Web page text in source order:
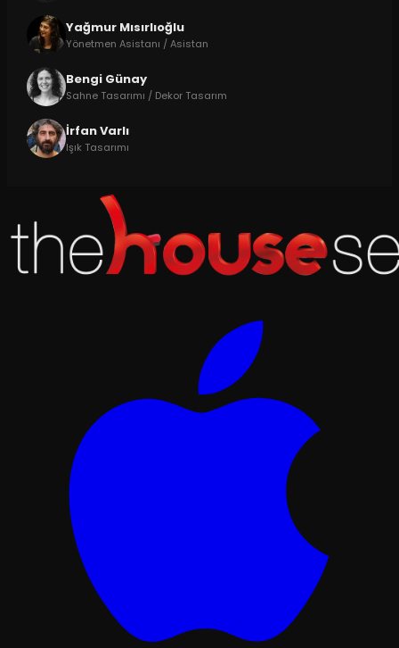
Yağmur Mısırlıoğlu
Yönetmen Asistanı / Asistan
Bengi Günay
Sahne Tasarımı / Dekor Tasarım
İrfan Varlı
Işık Tasarımı